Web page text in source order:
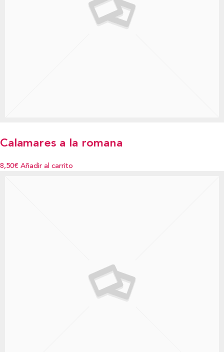
Calamares a la romana
8,50€ Añadir al carrito